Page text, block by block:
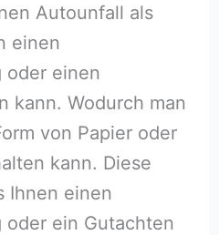
Autounfall als
einen
oder einen
kann. Wodurch man
von Papier oder
kann. Diese
Ihnen einen
oder ein Gutachten